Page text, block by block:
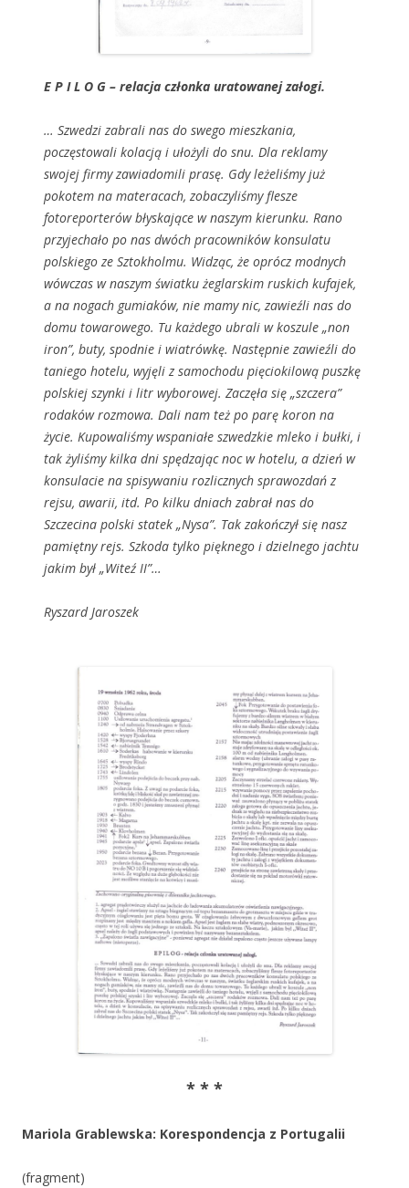
E P I L O G – relacja członka uratowanej załogi.
… Szwedzi zabrali nas do swego mieszkania,
poczęstowali kolacją i ułożyli do snu. Dla reklamy
swojej firmy zawiadomili prasę. Gdy leżeliśmy już
pokotem na materacach, zobaczyliśmy flesze
fotoreporterów błyskające w naszym kierunku. Rano
przyjechało po nas dwóch pracowników konsulatu
polskiego ze Sztokholmu. Widząc, że oprócz modnych
wówczas w naszym światku żeglarskim ruskich kufajek,
a na nogach gumiaków, nie mamy nic, zawieźli nas do
domu towarowego. Tu każdego ubrali w koszule „non
iron”, buty, spodnie i wiatrówkę. Następnie zawieźli do
taniego hotelu, wyjęli z samochodu pięciokilową puszkę
polskiej szynki i litr wyborowej. Zaczęła się „szczera”
rodaków rozmowa. Dali nam też po parę koron na
życie. Kupowaliśmy wspaniałe szwedzkie mleko i bułki, i
tak żyliśmy kilka dni spędzając noc w hotelu, a dzień w
konsulacie na spisywaniu rozlicznych sprawozdań z
rejsu, awarii, itd. Po kilku dniach zabrał nas do
Szczecina polski statek „Nysa”. Tak zakończył się nasz
pamiętny rejs. Szkoda tylko pięknego i dzielnego jachtu
jakim był „Witeź II”…
Ryszard Jaroszek
* * *
Mariola Grablewska: Korespondencja z Portugalii
(fragment)